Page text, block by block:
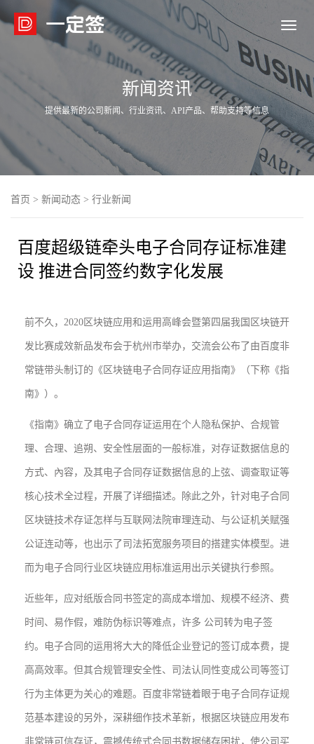

新闻资讯
提供最新的公司新闻、行业资讯、API产品、帮助支持等信息
首页 > 新闻动态 > 行业新闻
百度超级链牵头电子合同存证标准建
设 推进合同签约数字化发展
前不久，2020区块链应用和运用高峰会暨第四届我国区块链开
发比赛成效新品发布会于杭州市举办，交流会公布了由百度非
常链带头制订的《区块链电子合同存证应用指南》（下称《指
南》）。
《指南》确立了电子合同存证运用在个人隐私保护、合规管
理、合理、追朔、安全性层面的一般标准，对存证数据信息的
方式、內容，及其电子合同存证数据信息的上弦、调查取证等
核心技术全过程，开展了详细描述。除此之外，针对电子合同
区块链技术存证怎样与互联网法院审理连动、与公证机关赋强
公证连动等，也出示了司法拓宽服务项目的搭建实体模型。进
而为电子合同行业区块链应用标准运用出示关键执行参照。
近些年，应对纸版合同书签定的高成本增加、规模不经济、费
时间、易作假，难防伪标识等难点，许多 公司转为电子签
约。电子合同的运用将大大的降低企业登记的签订成本费，提
高高效率。但其合规管理安全性、司法认同性变成公司等签订
行为主体更为关心的难题。百度非常链着眼于电子合同存证规
范基本建设的另外，深耕细作技术革新，根据区块链应用发布
非常链可信存证，震撼传统式合同书数据储存困扰，使公司买